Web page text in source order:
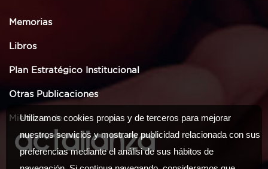
Memorias
Libros
Plan Estratégico Institucional
Otras Publicaciones
Miembro de
Utilizamos cookies propias y de terceros para mejorar
nuestros servicios y mostrarle publicidad relacionada con sus
preferencias mediante el análisi de sus hábitos de